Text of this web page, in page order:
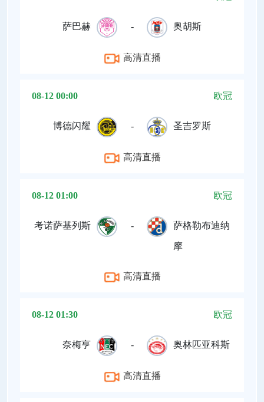
萨巴赫 - 奥胡斯
高清直播
08-12 00:00 欧冠
博德闪耀 - 圣吉罗斯
高清直播
08-12 01:00 欧冠
考诺萨基列斯 - 萨格勒布迪纳
摩
高清直播
08-12 01:30 欧冠
奈梅亨 - 奥林匹亚科斯
高清直播